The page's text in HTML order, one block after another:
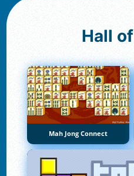
Hall of
Mah Jong Connect